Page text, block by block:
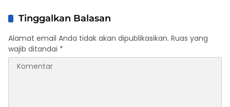
Tinggalkan Balasan
Alamat email Anda tidak akan dipublikasikan. Ruas yang
wajib ditandai *